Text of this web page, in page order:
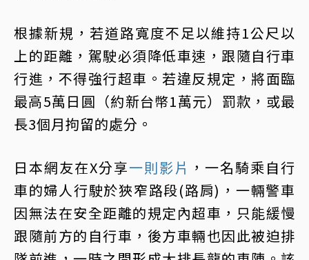
根據新規，若道路寬度不足以維持1公尺以
上的距離，駕駛必須降低車速，跟隨自行車
行進，不得強行超車。若違反規定，將面臨
最高5萬日圓（約新台幣1萬元）罰款，或最
長3個月拘留的處分。
日本網友在X分享一則影片 ，一名騎乘自行
車的婦人行駛於狹窄路段(路肩)，一輛警車
因無法在安全距離的規定內超車，只能緩慢
跟隨前方的自行車，後方車輛也因此被迫排